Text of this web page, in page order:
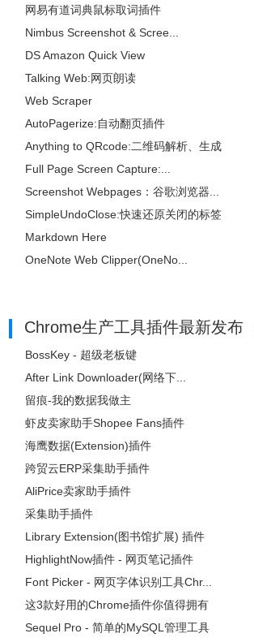
网易有道词典鼠标取词插件
Nimbus Screenshot & Scree...
DS Amazon Quick View
Talking Web:网页朗读
Web Scraper
AutoPagerize:自动翻页插件
Anything to QRcode:二维码解析、生成
Full Page Screen Capture:...
Screenshot Webpages：谷歌浏览器...
SimpleUndoClose:快速还原关闭的标签
Markdown Here
OneNote Web Clipper(OneNo...
Chrome生产工具插件最新发布
BossKey - 超级老板键
After Link Downloader(网络下...
留痕-我的数据我做主
虾皮卖家助手Shopee Fans插件
海鹰数据(Extension)插件
跨贸云ERP采集助手插件
AliPrice卖家助手插件
采集助手插件
Library Extension(图书馆扩展) 插件
HighlightNow插件 - 网页笔记插件
Font Picker - 网页字体识别工具Chr...
这3款好用的Chrome插件你值得拥有
Sequel Pro - 简单的MySQL管理工具